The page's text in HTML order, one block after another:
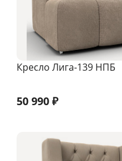
Кресло Лига-139 НПБ
50 990 ₽